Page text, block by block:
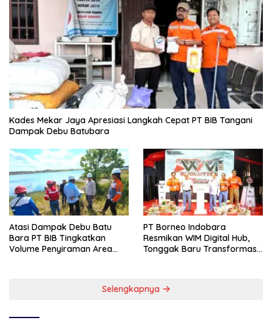
Kades Mekar Jaya Apresiasi Langkah Cepat PT BIB Tangani
Dampak Debu Batubara
Atasi Dampak Debu Batu
Bara PT BIB Tingkatkan
Volume Penyiraman Area
PT Borneo Indobara
Resmikan WIM Digital Hub,
Tonggak Baru Transformasi
Selengkapnya